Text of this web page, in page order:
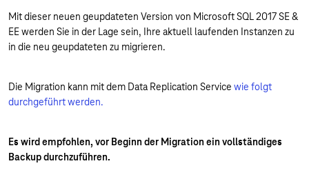
Mit dieser neuen geupdateten Version von Microsoft SQL 2017 SE &
EE werden Sie in der Lage sein, Ihre aktuell laufenden Instanzen zu
in die neu geupdateten zu migrieren.
Die Migration kann mit dem Data Replication Service wie folgt
durchgeführt werden.
Es wird empfohlen, vor Beginn der Migration ein vollständiges
Backup durchzuführen.